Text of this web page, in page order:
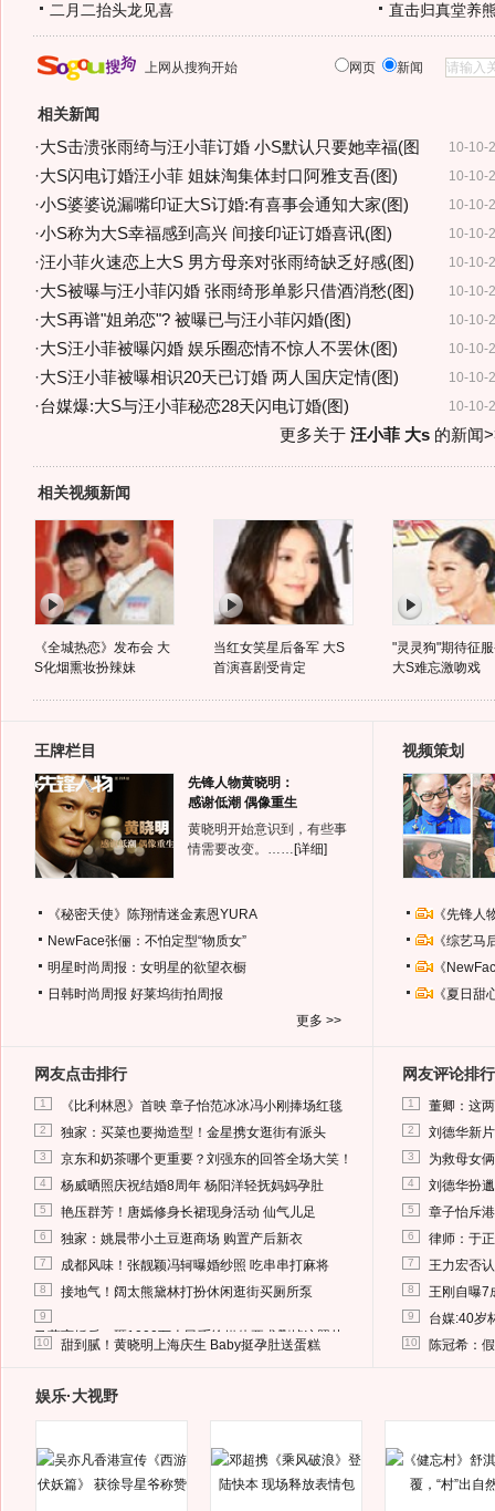
二月二抬头龙见喜 直击归真堂养
上网从搜狗开始 网页 新闻
相关新闻
10-10-
·大S击溃张雨绮与汪小菲订婚 小S默认只要她幸福(图
10-10-
·大S闪电订婚汪小菲 姐妹淘集体封口阿雅支吾(图)
10-10-
·小S婆婆说漏嘴印证大S订婚:有喜事会通知大家(图)
10-10-
·小S称为大S幸福感到高兴 间接印证订婚喜讯(图)
10-10-
·汪小菲火速恋上大S 男方母亲对张雨绮缺乏好感(图)
10-10-
·大S被曝与汪小菲闪婚 张雨绮形单影只借酒消愁(图)
10-10-
·大S再谱"姐弟恋"? 被曝已与汪小菲闪婚(图)
10-10-
·大S汪小菲被曝闪婚 娱乐圈恋情不惊人不罢休(图)
10-10-
·大S汪小菲被曝相识20天已订婚 两人国庆定情(图)
10-10-
·台媒爆:大S与汪小菲秘恋28天闪电订婚(图)
更多关于 汪小菲 大s的新闻
相关视频新闻
《全城热恋》发布会 大
S化烟熏妆扮辣妹
当红女笑星后备军 大S
首演喜剧受肯定
"灵灵狗"期待征
大S难忘激吻戏
王牌栏目
先锋人物黄晓明：
感谢低潮 偶像重生
黄晓明开始意识到，有些事
情需要改变。…… [详细]
《秘密天使》陈翔情迷金素恩YURA
NewFace张俪：不怕定型“物质女”
明星时尚周报：女明星的欲望衣橱
日韩时尚周报 好莱坞街拍周报
更多 >>
视频策划
《先锋
《综艺
《
《夏日
网友点击排行
1 《比利林恩》首映 章子怡范冰冰冯小刚捧场红毯
2 独家：买菜也要拗造型！金星携女逛街有派头
3 京东和奶茶哪个更重要？刘强东的回答全场大笑！
4 杨威晒照庆祝结婚8周年 杨阳洋轻抚妈妈孕肚
5 艳压群芳！唐嫣修身长裙现身活动 仙气儿足
6 独家：姚晨带小土豆逛商场 购置产后新衣
7 成都风味！张靓颖冯轲曝婚纱照 吃串串打麻将
8 接地气！阔太熊黛林打扮休闲逛街买厕所泵
9
马蓉离婚后，砸1000万人民币给媒体要求删掉这照片
10 甜到腻！黄晓明上海庆生 Baby挺孕肚送蛋糕
网友评论排行
1 董卿：这
2 刘德华新
3 为救母女
4 刘德华扮
5 章子怡斥
6 律师：于
7 王力宏否
8 王刚自曝7
9 台媒:40岁
10 陈冠希：
娱乐·大视野